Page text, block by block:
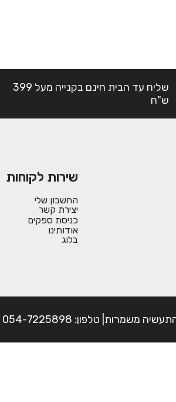
שליח עד הבית חינם בקנייה מעל 399
ש"ח
שירות לקוחות
החשבון שלי
יצירת קשר
כניסת ספקים
אודותינו
בלוג